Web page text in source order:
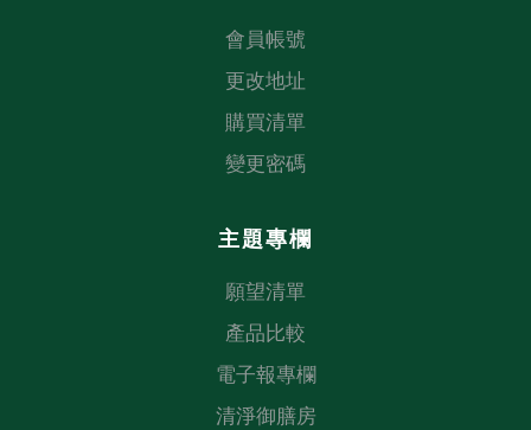
會員帳號
更改地址
購買清單
變更密碼
主題專欄
願望清單
產品比較
電子報專欄
清淨御膳房